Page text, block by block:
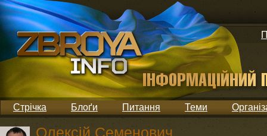
Стрічка Блоґи Питання Теми
Олексій Семенович